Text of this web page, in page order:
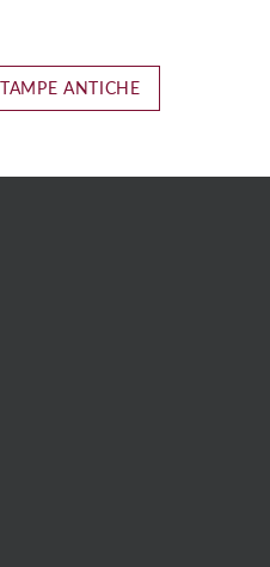
ANTICHE